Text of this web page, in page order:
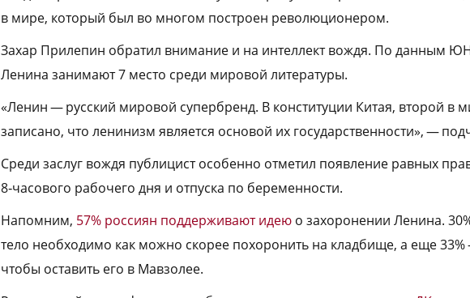
в мире, который был во многом построен революционером.
Захар Прилепин обратил внимание и на интеллект вождя. По данным
Ленина занимают 7 место среди мировой литературы.
«Ленин — русский мировой супербренд. В конституции Китая, второй в
записано, что ленинизм является основой их государственности», —
Среди заслуг вождя публицист особенно отметил появление равных
8‑часового рабочего дня и отпуска по беременности.
Напомним, 57% россиян поддерживают идею о захоронении Ленина.
тело необходимо как можно скорее похоронить на кладбище, а еще
чтобы оставить его в Мавзолее.